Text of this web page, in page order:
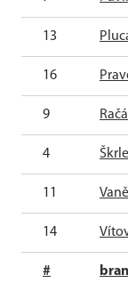
13
16
9
4
11
14
#